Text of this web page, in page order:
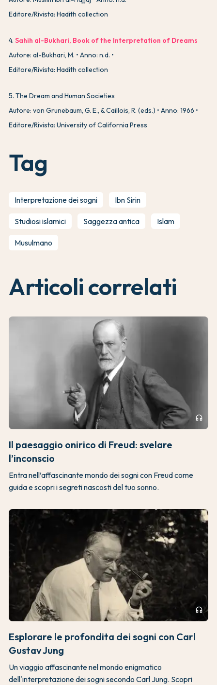
Editore/Rivista: Hadith collection
4. Sahih al-Bukhari, Book of the Interpretation of Dreams
Autore: al-Bukhari, M.
Anno: n.d.
Editore/Rivista: Hadith collection
5. The Dream and Human Societies
Autore: von Grunebaum, G. E., & Caillois, R. (eds.)
Anno: 1966
Editore/Rivista: University of California Press
Tag
Interpretazione dei sogni Ibn Sirin
Studiosi islamici Saggezza antica Islam
Musulmano
Articoli correlati
headphones
Il paesaggio onirico di Freud: svelare
l’inconscio
Entra nell’affascinante mondo dei sogni con Freud come
guida e scopri i segreti nascosti del tuo sonno.
headphones
Esplorare le profondita dei sogni con Carl
Gustav Jung
Un viaggio affascinante nel mondo enigmatico
dell'interpretazione dei sogni secondo Carl Jung. Scopri